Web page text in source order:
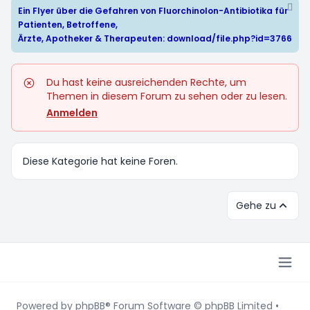
Ein Flyer über die Gefahren von Fluorchinolon-Antibiotika für
Patienten, Betroffene,
Ärzte, Apotheker & Therapeuten: download/file.php?id=3766
Du hast keine ausreichenden Rechte, um
Themen in diesem Forum zu sehen oder zu lesen.
Anmelden
Diese Kategorie hat keine Foren.
Gehe zu
Powered by phpBB® Forum Software © phpBB Limited •